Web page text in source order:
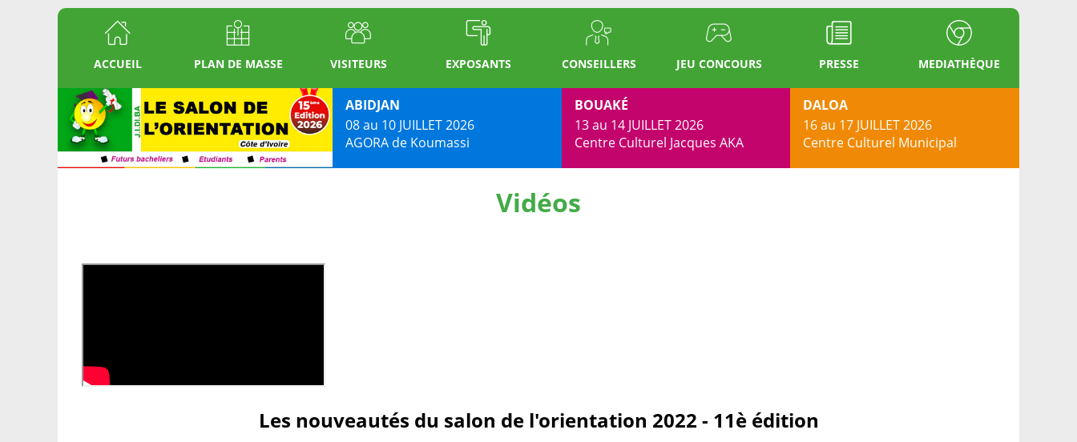
ACCUEIL PLAN DE MASSE VISITEURS EXPOSANTS CONSEILLERS JEU CONCOURS PRESSE MEDIATHÈQUE
ABIDJAN
08 au 10 JUILLET 2026
AGORA de Koumassi
BOUAKÉ
13 au 14 JUILLET 2026
Centre Culturel Jacques AKA
DALOA
16 au 17 JUILLET 2026
Centre Culturel Municipal
Vidéos
Les nouveautés du salon de l'orientation 2022 - 11è édition